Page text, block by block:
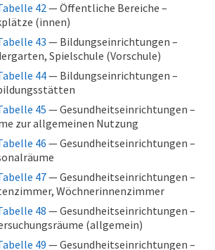
42— Öffentliche Bereiche –
(innen)
43 — Bildungseinrichtungen –
Spielschule (Vorschule)
44— Bildungseinrichtungen –
45 — Gesundheitseinrichtungen –
zur allgemeinen Nutzung
46 — Gesundheitseinrichtungen –
47— Gesundheitseinrichtungen –
Wöchnerinnenzimmer
48 — Gesundheitseinrichtungen –
(allgemein)
49 — Gesundheitseinrichtungen –